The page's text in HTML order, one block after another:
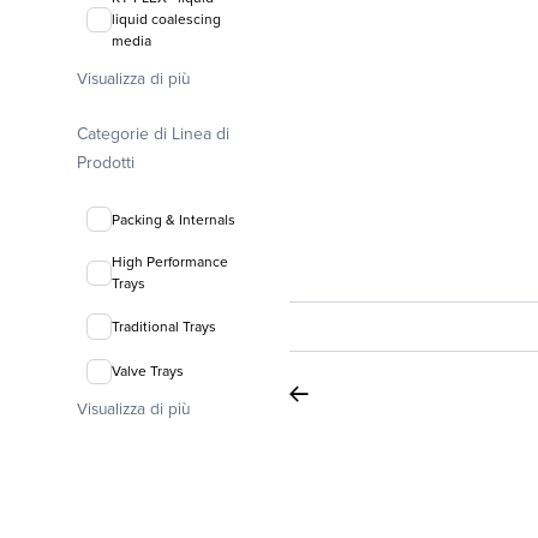
liquid coalescing
media
FLEXIRING®
Visualizza di più
Categorie di Linea di
Prodotti
Packing & Internals
High Performance
Trays
Traditional Trays
Valve Trays
Visualizza di più